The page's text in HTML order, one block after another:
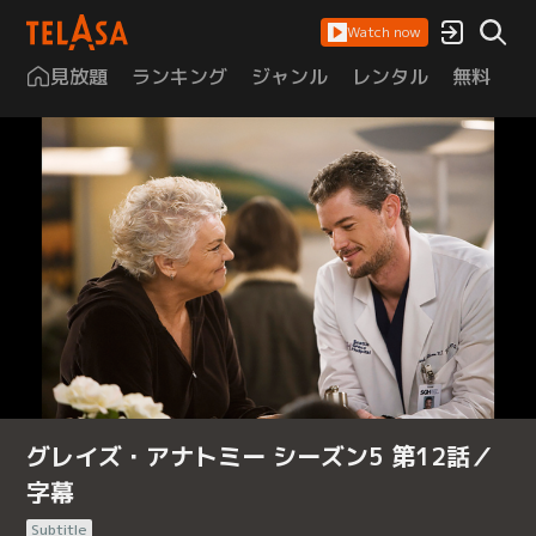
Watch now
見放題 ランキング ジャンル レンタル 無料
グレイズ・アナトミー シーズン5 第12話／
字幕
Subtitle